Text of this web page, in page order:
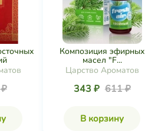
Композиция эфирных
масел "F...
Царство Ароматов
343 ₽ 611 ₽
В корзину